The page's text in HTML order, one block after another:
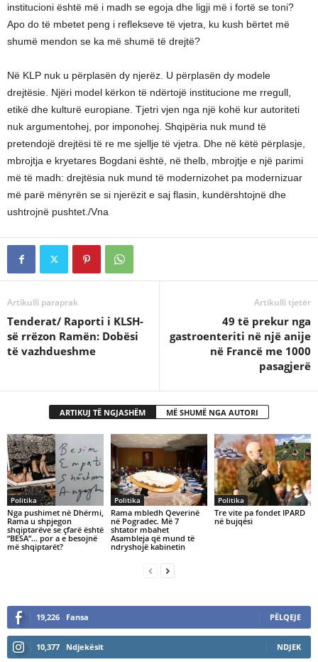
institucioni është më i madh se egoja dhe ligji më i fortë se toni?
Apo do të mbetet peng i reflekseve të vjetra, ku kush bërtet më
shumë mendon se ka më shumë të drejtë?
Në KLP nuk u përplasën dy njerëz. U përplasën dy modele
drejtësie. Njëri model kërkon të ndërtojë institucione me rregull,
etikë dhe kulturë europiane. Tjetri vjen nga një kohë kur autoriteti
nuk argumentohej, por imponohej. Shqipëria nuk mund të
pretendojë drejtësi të re me sjellje të vjetra. Dhe në këtë përplasje,
mbrojtja e kryetares Bogdani është, në thelb, mbrojtje e një parimi
më të madh: drejtësia nuk mund të modernizohet pa modernizuar
më parë mënyrën se si njerëzit e saj flasin, kundërshtojnë dhe
ushtrojnë pushtet./Vna
Artikulli paraprak
Tenderat/ Raporti i KLSH-
së rrëzon Ramën: Dobësi
të vazhdueshme
Artikulli tjetër
​49 të prekur nga
gastroenteriti në një anije
në Francë me 1000
pasagjerë
ARTIKUJ TË NGJASHËM MË SHUMË NGA AUTORI
Politika
Nga pushimet në Dhërmi,
Rama u shpjegon
shqiptarëve se çfarë është
“BESA”… por a e besojnë
më shqiptarët?
Politika
Rama mbledh Qeverinë
në Pogradec. Më 7
shtator mbahet
Asambleja që mund të
ndryshojë kabinetin
Politika
Tre vite pa fondet IPARD
në bujqësi
19,226 Fansa PËLQEJE
10,377 Ndjekësit NDJEK